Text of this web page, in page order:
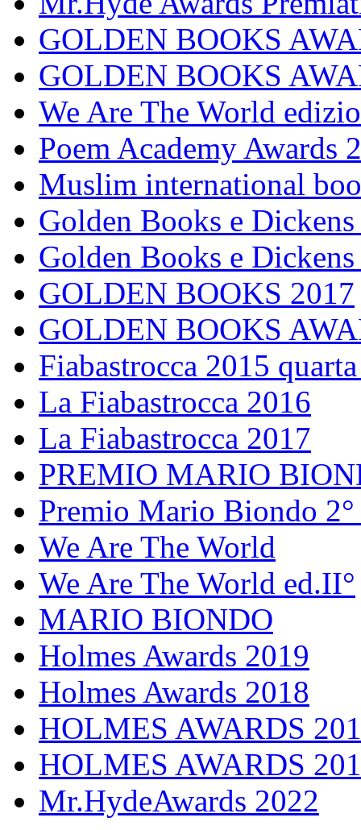
GOLDEN BOOKS
GOLDEN BOOKS
We Are The World
Poem Academy Awards
Muslim international
Golden Books e
Golden Books e
GOLDEN BOOKS 2017
GOLDEN BOOKS
Fiabastrocca 2015
La Fiabastrocca 2016
La Fiabastrocca 2017
PREMIO MARIO
Premio Mario Biondo
We Are The World
We Are The World ed.II°
MARIO BIONDO
Holmes Awards 2019
Holmes Awards 2018
HOLMES AWARDS
HOLMES AWARDS
Mr.HydeAwards 2022